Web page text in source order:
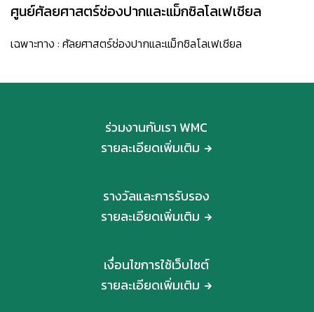
ศูนย์ศัลยศาสตร์ช่องปากและแม็กซิลโลเฟเชียล
เฉพาะทาง : ศัลยศาสตร์ช่องปากและแม็กซิลโลเฟเชียล
ร่วมงานกับเรา WMC
รายละเอียดเพิ่มเติม
รางวัลและการรับรอง
รายละเอียดเพิ่มเติม
เงื่อนไขการใช้เว็บไซต์
รายละเอียดเพิ่มเติม